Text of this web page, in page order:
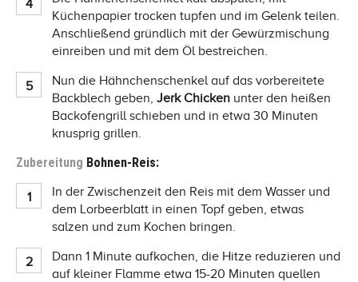
Küchenpapier trocken tupfen und im Gelenk teilen.
Anschließend gründlich mit der Gewürzmischung
einreiben und mit dem Öl bestreichen.
Nun die Hähnchenschenkel auf das vorbereitete
Backblech geben, Jerk Chicken unter den heißen
Backofengrill schieben und in etwa 30 Minuten
knusprig grillen.
Zubereitung Bohnen-Reis:
In der Zwischenzeit den Reis mit dem Wasser und
dem Lorbeerblatt in einen Topf geben, etwas
salzen und zum Kochen bringen.
Dann 1 Minute aufkochen, die Hitze reduzieren und
auf kleiner Flamme etwa 15-20 Minuten quellen